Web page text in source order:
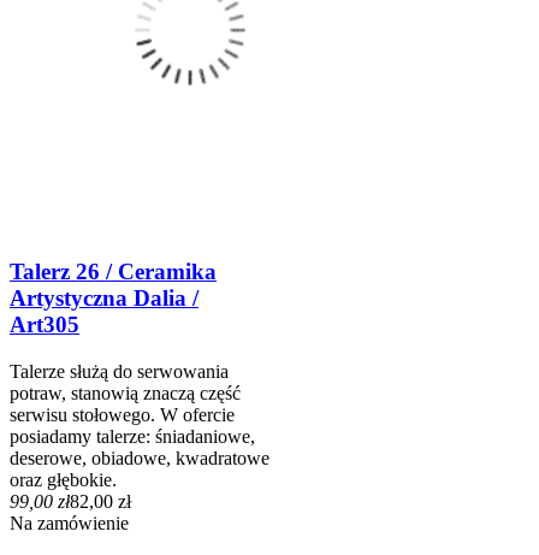
Talerz 26 / Ceramika
Artystyczna Dalia /
Art305
Talerze służą do serwowania
potraw, stanowią znaczą część
serwisu stołowego. W ofercie
posiadamy talerze: śniadaniowe,
deserowe, obiadowe, kwadratowe
oraz głębokie.
99,00 zł82,00 zł
Na zamówienie